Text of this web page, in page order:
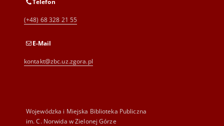
Telefon
(+48) 68 328 21 55
E-Mail
kontakt@zbc.uz.zgora.pl
Wojewódzka i Miejska Biblioteka Publiczna
im. C. Norwida w Zielonej Górze